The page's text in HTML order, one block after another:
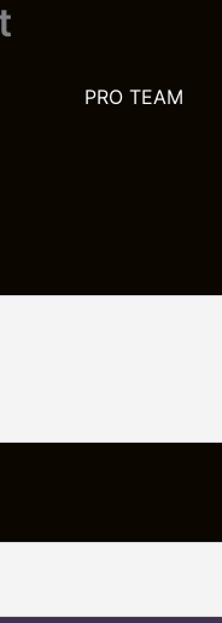
PRO TEAM